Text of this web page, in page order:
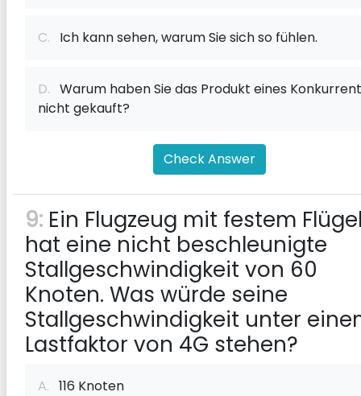
C. Ich kann sehen, warum Sie sich so fühlen.
D. Warum haben Sie das Produkt eines
nicht gekauft?
Check Answer
9: Ein Flugzeug mit festem
hat eine nicht beschleunigte
Stallgeschwindigkeit von 60
Knoten. Was würde seine
Stallgeschwindigkeit unter
Lastfaktor von 4G stehen?
A. 116 Knoten